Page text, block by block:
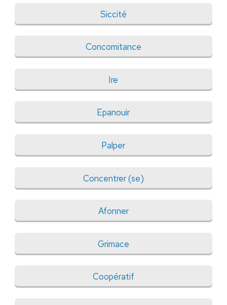
Siccité
Concomitance
Ire
Epanouir
Palper
Concentrer (se)
Afonner
Grimace
Coopératif